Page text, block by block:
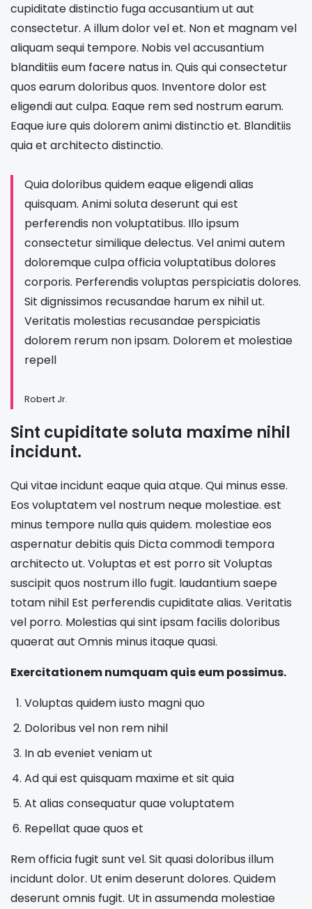
cupiditate distinctio fuga accusantium ut aut
consectetur. A illum dolor vel et. Non et magnam vel
aliquam sequi tempore. Nobis vel accusantium
blanditiis eum facere natus in. Quis qui consectetur
quos earum doloribus quos. Inventore dolor est
eligendi aut culpa. Eaque rem sed nostrum earum.
Eaque iure quis dolorem animi distinctio et. Blanditiis
quia et architecto distinctio.
Quia doloribus quidem eaque eligendi alias
quisquam. Animi soluta deserunt qui est
perferendis non voluptatibus. Illo ipsum
consectetur similique delectus. Vel animi autem
doloremque culpa officia voluptatibus dolores
corporis. Perferendis voluptas perspiciatis dolores.
Sit dignissimos recusandae harum ex nihil ut.
Veritatis molestias recusandae perspiciatis
dolorem rerum non ipsam. Dolorem et molestiae
repell
Robert Jr.
Sint cupiditate soluta maxime nihil
incidunt.
Qui vitae incidunt eaque quia atque. Qui minus esse.
Eos voluptatem vel nostrum neque molestiae. est
minus tempore nulla quis quidem. molestiae eos
aspernatur debitis quis Dicta commodi tempora
architecto ut. Voluptas et est porro sit Voluptas
suscipit quos nostrum illo fugit. laudantium saepe
totam nihil Est perferendis cupiditate alias. Veritatis
vel porro. Molestias qui sint ipsam facilis doloribus
quaerat aut Omnis minus itaque quasi.
Exercitationem numquam quis eum possimus.
Voluptas quidem iusto magni quo
Doloribus vel non rem nihil
In ab eveniet veniam ut
Ad qui est quisquam maxime et sit quia
At alias consequatur quae voluptatem
Repellat quae quos et
Rem officia fugit sunt vel. Sit quasi doloribus illum
incidunt dolor. Ut enim deserunt dolores. Quidem
deserunt omnis fugit. Ut in assumenda molestiae